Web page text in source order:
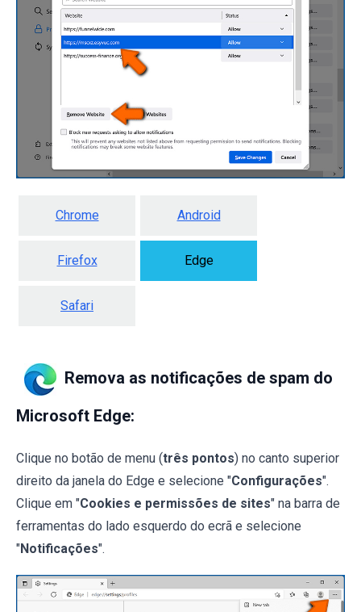
Chrome Android
Firefox Edge
Safari
Remova as notificações de spam do
Microsoft Edge:
Clique no botão de menu (três pontos) no canto superior
direito da janela do Edge e selecione "Configurações".
Clique em "Cookies e permissões de sites" na barra de
ferramentas do lado esquerdo do ecrã e selecione
"Notificações".